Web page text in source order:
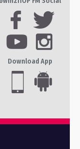
Download App